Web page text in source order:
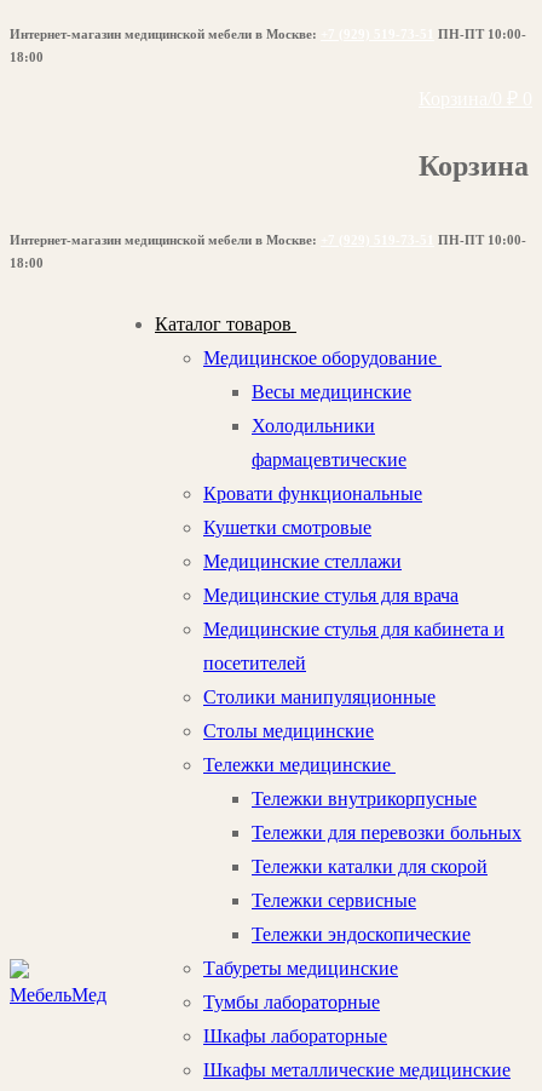
Перейти
к
Меню
Закрыть
Интернет-магазин медицинской мебели в Москве:
ПН-ПТ 10:00-
18:00
Корзина
Интернет-магазин медицинской мебели в Москве:
ПН-ПТ 10:00-
18:00
Каталог товаров
Медицинское оборудование
Весы медицинские
Холодильники
фармацевтические
Кровати функциональные
Кушетки смотровые
Медицинские стеллажи
Медицинские стулья для врача
Медицинские стулья для кабинета и
посетителей
Столики манипуляционные
Столы медицинские
Тележки медицинские
Тележки внутрикорпусные
Тележки для перевозки больных
Тележки каталки для скорой
Тележки сервисные
Тележки эндоскопические
Табуреты медицинские
Тумбы лабораторные
Шкафы лабораторные
Шкафы металлические медицинские